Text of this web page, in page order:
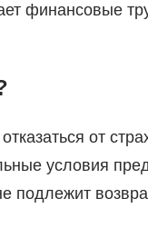
финансовые
от
условия
подлежит